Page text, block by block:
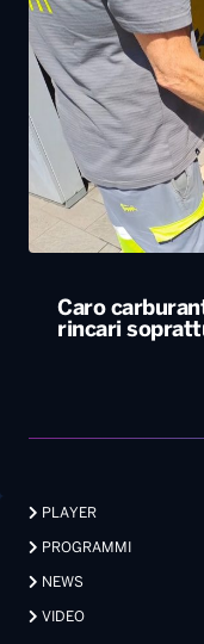
Caro
rincari
PLAYER
PROGRAMMI
NEWS
VIDEO